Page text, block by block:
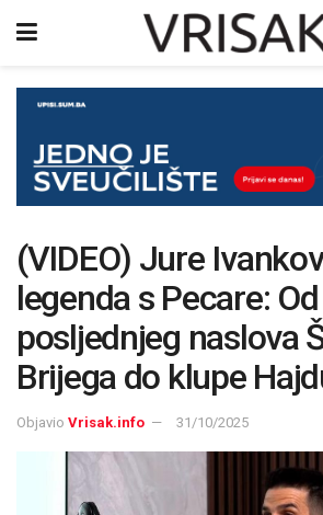
(VIDEO) Jure
legenda s Pecare: Od
posljednjeg naslova
Brijega do klupe
Objavio Vrisak.info 31/10/2025